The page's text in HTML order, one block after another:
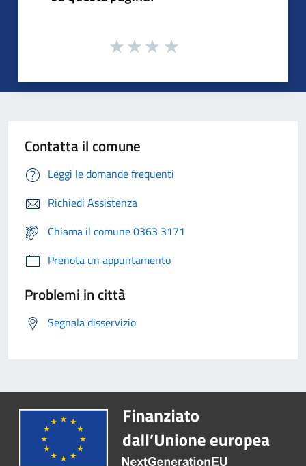
Contatta il comune
Leggi le domande frequenti
Richiedi Assistenza
Chiama il comune 0363 3171
Prenota un appuntamento
Problemi in città
Segnala disservizio